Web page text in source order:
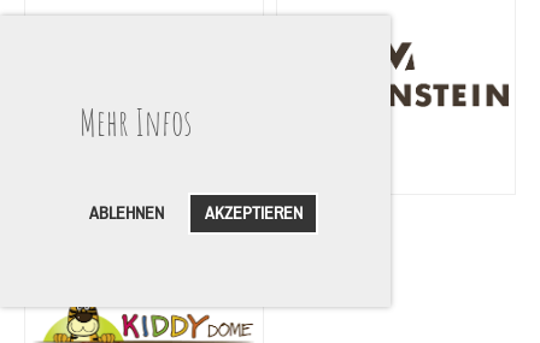
Mehr Infos
ABLEHNEN AKZEPTIEREN